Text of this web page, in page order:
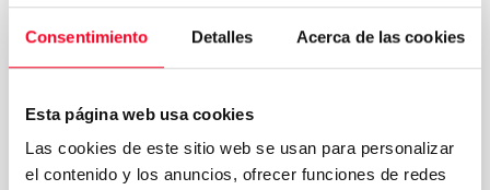
Consentimiento Detalles Acerca de las cookies
Esta página web usa cookies
Las cookies de este sitio web se usan para personalizar
el contenido y los anuncios, ofrecer funciones de redes